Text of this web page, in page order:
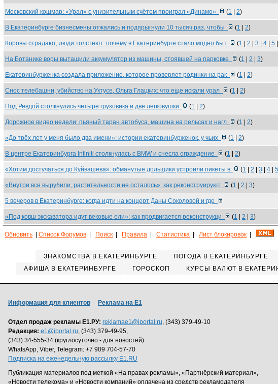
Московский кошмар: «Урал» с унизительным счётом проиграл «Динамо» (1 2)
В Екатеринбурге бизнесмены отжались и подпрыгнули 10 тысяч раз, чтобы (1 2)
Коровы страдают, люди толстеют: почему в Екатеринбурге стало модно быт (1 2 3 4 5
На Ботанике воры вытащили аккумулятор из машины, стоявшей на парковке (1 2 3)
Екатеринбурженка создала приложение, которое проверяет родинки на рак (1 2)
Снос телебашни, убийство на Уктусе, Ольга Глацких: что еще искали урал (1 2)
Под Ревдой столкнулись четыре грузовика и две легковушки (1 2)
Дорожное видео недели: пьяный таран автобуса, машина на рельсах и нагл (1 2)
«До трёх лет у меня было два имени»: истории екатеринбурженок, у чьих (1 2)
В центре Екатеринбурга Infiniti столкнулась с BMW и снесла ограждение (1 2)
«Хотим достучаться до Куйвашева»: обманутые дольщики устроили пикеты в (1 2 3 4 5
«Внутри все вырубили, растительности не осталось»: как реконструируют (1 2 3)
5 вечеров в Екатеринбурге: когда идти на концерт Даны Соколовой и где
«Под ковш экскаватора идут вековые ели»: как продвигается реконструкци (1 2 3)
Обновить Список Форумов Поиск Правила Статистика Лист блокировок
ЗНАКОМСТВА В ЕКАТЕРИНБУРГЕ ПОГОДА В ЕКАТЕРИНБУРГЕ
АФИША В ЕКАТЕРИНБУРГЕ
ГОРОСКОП КУРСЫ ВАЛЮТ В
Информация для клиентов Реклама на Е1
Отдел продаж рекламы Е1.РУ: reklamae1@iportal.ru, (343) 379-49-10
Редакция: e1@iportal.ru, (343) 379-49-95,
(343) 34-555-34 (круглосуточно - для новостей)
WhatsApp, Viber, Telegram: +7 909 704-57-70
Подписка на еженедельную рассылку E1.RU
Публикация материалов под меткой «На правах рекламы», «Партнёрский материал»,
«Новости телекома» и «Новости компаний» оплачена из средств рекламодателя